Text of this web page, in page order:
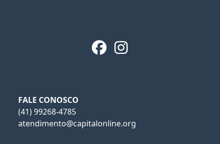
Facebook
Instagram
FALE CONOSCO
(41) 99268-4785
atendimento@capitalonline.org